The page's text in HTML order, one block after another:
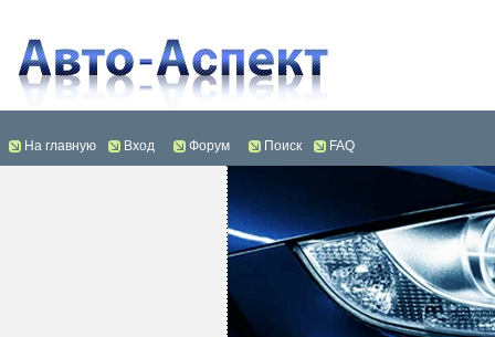
На главную Вход Форум Поиск FAQ